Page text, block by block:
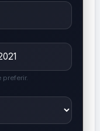
preferir.